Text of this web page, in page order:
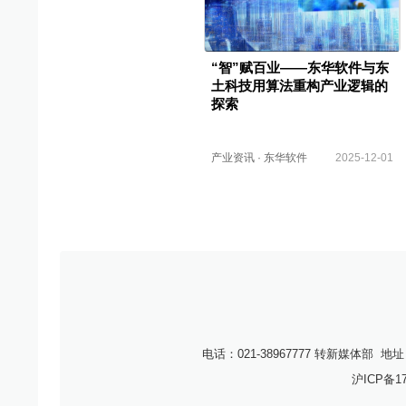
“智”赋百业——东华软件与东
土科技用算法重构产业逻辑的
探索
产业资讯 · 东华软件 2025-12-01
电话：021-38967777 转新媒体部 地
沪ICP备